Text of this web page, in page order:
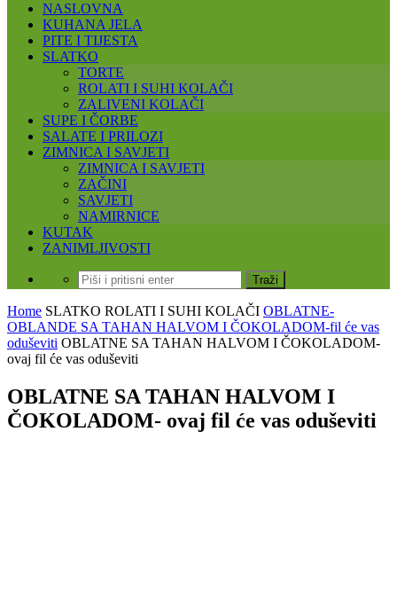
NASLOVNA
KUHANA JELA
PITE I TIJESTA
SLATKO
TORTE
ROLATI I SUHI KOLAČI
ZALIVENI KOLAČI
SUPE I ČORBE
SALATE I PRILOZI
ZIMNICA I SAVJETI
ZIMNICA I SAVJETI
ZAČINI
SAVJETI
NAMIRNICE
KUTAK
ZANIMLJIVOSTI
Home SLATKO ROLATI I SUHI KOLAČI OBLATNE-
OBLANDE SA TAHAN HALVOM I ČOKOLADOM-fil će vas
oduševiti OBLATNE SA TAHAN HALVOM I ČOKOLADOM-
ovaj fil će vas oduševiti
OBLATNE SA TAHAN HALVOM I
ČOKOLADOM- ovaj fil će vas oduševiti